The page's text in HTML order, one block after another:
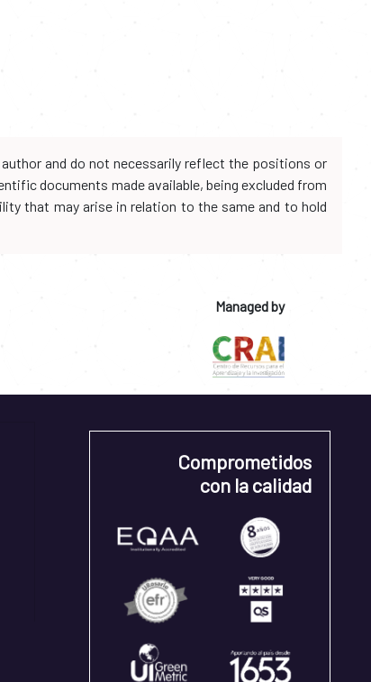
and do not necessarily reflect the positions or
documents made available, being excluded from
that may arise in relation to the same and to hold
Managed by
Comprometidos
con la calidad